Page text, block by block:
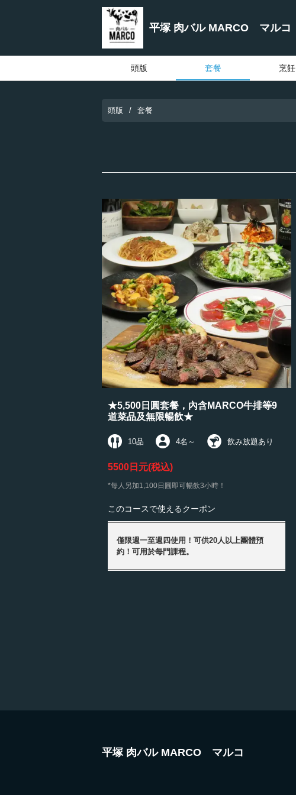
平塚 肉バル MARCO マルコ
頭版 套餐 烹飪
頭版 套餐
★5,500日圓套餐，內含MARCO牛排等9
道菜品及無限暢飲★
10品 4名 ～ 飲み放題あり
5500日元(税込)
*每人另加1,100日圓即可暢飲3小時！
このコースで使えるクーポン
僅限週一至週四使用！可供20人以上團體預
約！可用於每門課程。
平塚 肉バル MARCO マルコ